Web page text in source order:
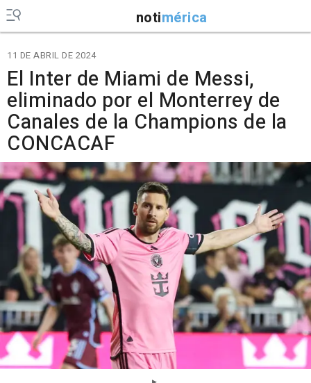
notimérica
11 DE ABRIL DE 2024
El Inter de Miami de Messi,
eliminado por el Monterrey de
Canales de la Champions de la
CONCACAF